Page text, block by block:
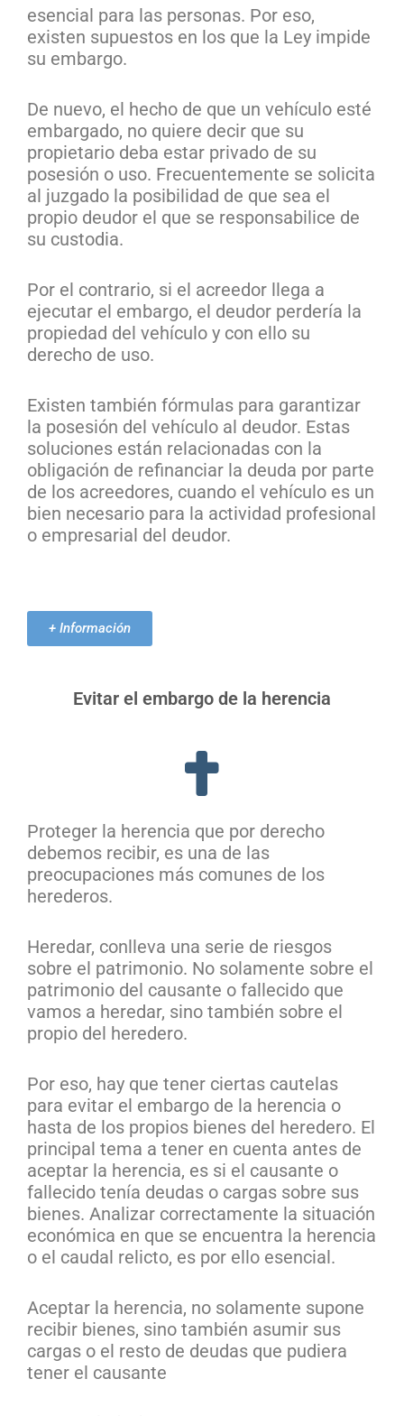
esencial para las personas. Por eso,
existen supuestos en los que la Ley impide
su embargo.
De nuevo, el hecho de que un vehículo esté
embargado, no quiere decir que su
propietario deba estar privado de su
posesión o uso. Frecuentemente se solicita
al juzgado la posibilidad de que sea el
propio deudor el que se responsabilice de
su custodia.
Por el contrario, si el acreedor llega a
ejecutar el embargo, el deudor perdería la
propiedad del vehículo y con ello su
derecho de uso.
Existen también fórmulas para garantizar
la posesión del vehículo al deudor. Estas
soluciones están relacionadas con la
obligación de refinanciar la deuda por parte
de los acreedores, cuando el vehículo es un
bien necesario para la actividad profesional
o empresarial del deudor.
+ Información
Evitar el embargo de la herencia
Proteger la herencia que por derecho
debemos recibir, es una de las
preocupaciones más comunes de los
herederos.
Heredar, conlleva una serie de riesgos
sobre el patrimonio. No solamente sobre el
patrimonio del causante o fallecido que
vamos a heredar, sino también sobre el
propio del heredero.
Por eso, hay que tener ciertas cautelas
para evitar el embargo de la herencia o
hasta de los propios bienes del heredero. El
principal tema a tener en cuenta antes de
aceptar la herencia, es si el causante o
fallecido tenía deudas o cargas sobre sus
bienes. Analizar correctamente la situación
económica en que se encuentra la herencia
o el caudal relicto, es por ello esencial.
Aceptar la herencia, no solamente supone
recibir bienes, sino también asumir sus
cargas o el resto de deudas que pudiera
tener el causante